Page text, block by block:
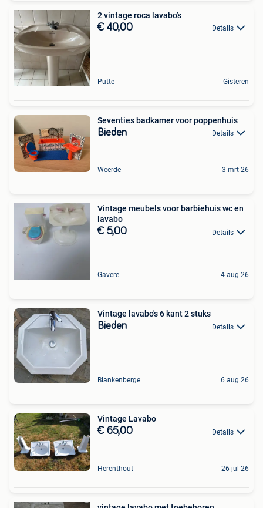
2 vintage roca lavabo’s
€ 40,00 Details
Putte Gisteren
Seventies badkamer voor poppenhuis
Bieden Details
Weerde 3 mrt 26
Vintage meubels voor barbiehuis wc en
lavabo
€ 5,00 Details
Gavere 4 aug 26
Vintage lavabo's 6 kant 2 stuks
Bieden Details
Blankenberge 6 aug 26
Vintage Lavabo
€ 65,00 Details
Herenthout 26 jul 26